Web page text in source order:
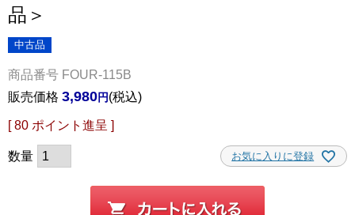
品＞
中古品
商品番号 FOUR-115B
販売価格 3,980 税込
[ 80 ポイント進呈 ]
お気に入りに登録